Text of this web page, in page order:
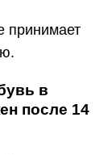
принимает
в
после 14